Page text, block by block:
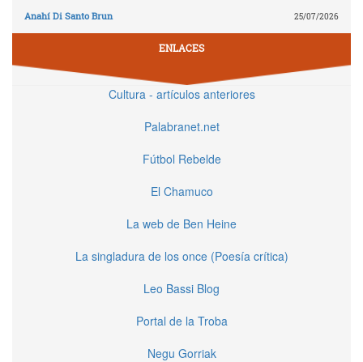
Anahí Di Santo Brun 25/07/2026
ENLACES
Cultura - artículos anteriores
Palabranet.net
Fútbol Rebelde
El Chamuco
La web de Ben Heine
La singladura de los once (Poesía crítica)
Leo Bassi Blog
Portal de la Troba
Negu Gorriak